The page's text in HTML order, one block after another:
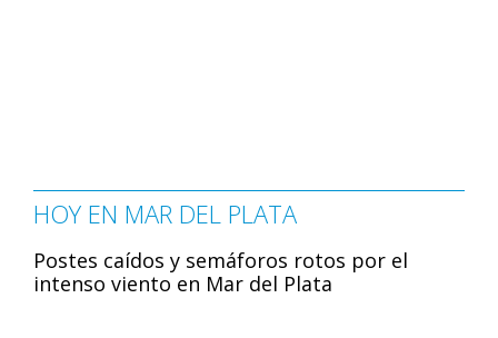
HOY EN MAR DEL PLATA
Postes caídos y semáforos rotos por el
intenso viento en Mar del Plata